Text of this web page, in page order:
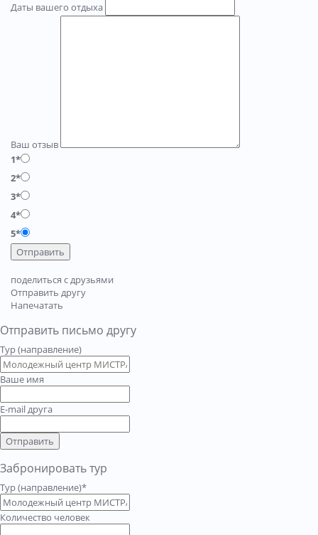
Даты вашего отдыха
Ваш отзыв
1*
2*
3*
4*
5*
Отправить
поделиться с друзьями
Отправить другу
Напечатать
Отправить письмо другу
Тур (направление)
Ваше имя
E-mail друга
Отправить
Забронировать тур
Тур (направление)*
Количество человек